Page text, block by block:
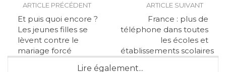
ARTICLE PRÉCÉDENT
Et puis quoi encore ?
Les jeunes filles se
lèvent contre le
mariage forcé
ARTICLE SUIVANT
France : plus de
téléphone dans toutes
les écoles et
établissements scolaires
Lire également...